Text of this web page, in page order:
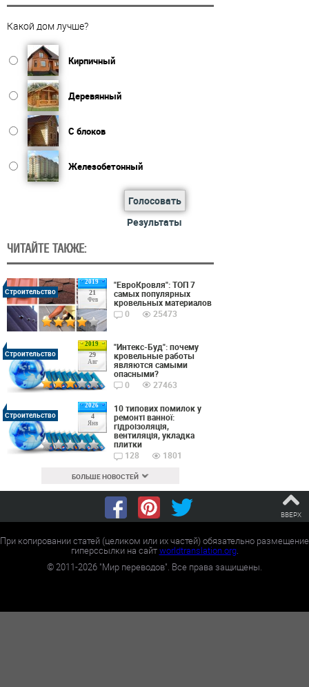
Какой дом лучше?
Кирпичный
Деревянный
С блоков
Железобетонный
Голосовать
Результаты
ЧИТАЙТЕ ТАКЖЕ:
2019
21
Фев
Строительство
"ЕвроКровля": ТОП 7
самых популярных
кровельных материалов
0
25473
2019
29
Авг
Строительство
"Интекс-Буд": почему
кровельные работы
являются самыми
опасными?
0
27463
2026
4
Янв
Строительство
10 типових помилок у
ремонті ванної:
гідроізоляція,
вентиляція, укладка
плитки
128
1801
БОЛЬШЕ НОВОСТЕЙ
ВВЕРХ
При копировании статей (целиком или их частей) обязательно размещение
гиперссылки на сайтworldtranslation.org.
©2011-2026 "Мир переводов". Все права защищены.